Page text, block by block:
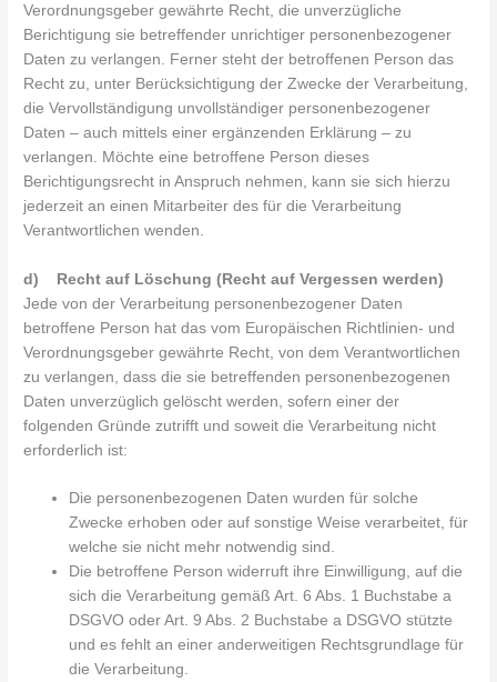
Verordnungsgeber gewährte Recht, die unverzügliche
Berichtigung sie betreffender unrichtiger personenbezogener
Daten zu verlangen. Ferner steht der betroffenen Person das
Recht zu, unter Berücksichtigung der Zwecke der Verarbeitung,
die Vervollständigung unvollständiger personenbezogener
Daten – auch mittels einer ergänzenden Erklärung – zu
verlangen. Möchte eine betroffene Person dieses
Berichtigungsrecht in Anspruch nehmen, kann sie sich hierzu
jederzeit an einen Mitarbeiter des für die Verarbeitung
Verantwortlichen wenden.
d) Recht auf Löschung (Recht auf Vergessen werden)
Jede von der Verarbeitung personenbezogener Daten
betroffene Person hat das vom Europäischen Richtlinien- und
Verordnungsgeber gewährte Recht, von dem Verantwortlichen
zu verlangen, dass die sie betreffenden personenbezogenen
Daten unverzüglich gelöscht werden, sofern einer der
folgenden Gründe zutrifft und soweit die Verarbeitung nicht
erforderlich ist:
Die personenbezogenen Daten wurden für solche
Zwecke erhoben oder auf sonstige Weise verarbeitet, für
welche sie nicht mehr notwendig sind.
Die betroffene Person widerruft ihre Einwilligung, auf die
sich die Verarbeitung gemäß Art. 6 Abs. 1 Buchstabe a
DSGVO oder Art. 9 Abs. 2 Buchstabe a DSGVO stützte
und es fehlt an einer anderweitigen Rechtsgrundlage für
die Verarbeitung.